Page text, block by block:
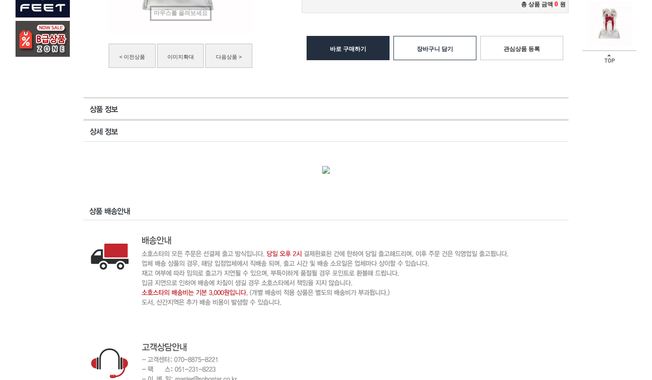
마우스를 올려보세요
< 이전상품 이미지확대 다음상품 >
총 상품 금액 0 원
바로 구매하기 장바구니 담기 관심상품 등록